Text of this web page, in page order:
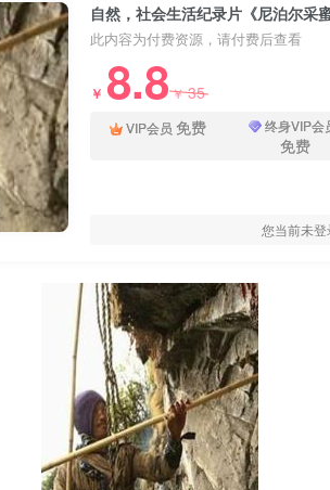
自然，社会生活纪录片《尼泊尔采
此内容为付费资源，请付费后查看
￥ 8.8￥35
VIP会员 免费 终身VIP会
免费
您当前未